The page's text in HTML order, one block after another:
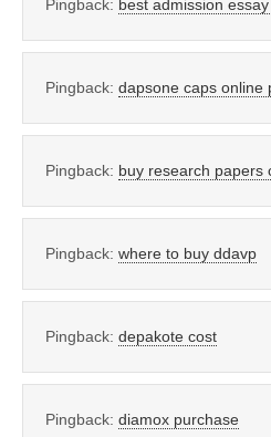
Pingback: best admission
Pingback: dapsone caps online
Pingback: buy research papers
Pingback: where to buy ddavp
Pingback: depakote cost
Pingback: diamox purchase